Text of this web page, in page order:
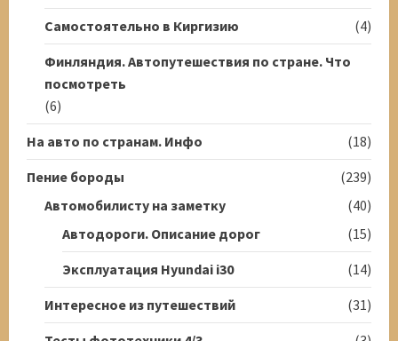
Самостоятельно в Киргизию
(4)
Финляндия. Автопутешествия по стране. Что
посмотреть
(6)
На авто по странам. Инфо
(18)
Пение бороды
(239)
Автомобилисту на заметку
(40)
Автодороги. Описание дорог
(15)
Эксплуатация Hyundai i30
(14)
Интересное из путешествий
(31)